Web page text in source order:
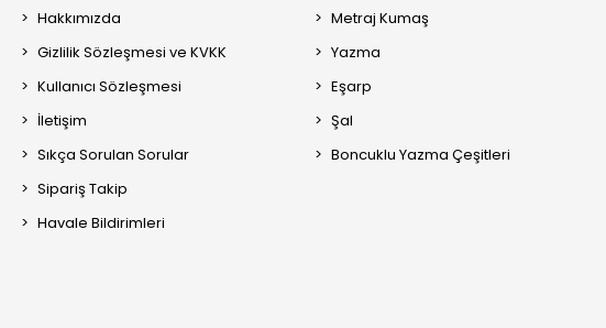
Hakkımızda
Gizlilik Sözleşmesi ve KVKK
Kullanıcı Sözleşmesi
İletişim
Sıkça Sorulan Sorular
Sipariş Takip
Havale Bildirimleri
Metraj Kumaş
Yazma
Eşarp
Şal
Boncuklu Yazma Çeşitleri